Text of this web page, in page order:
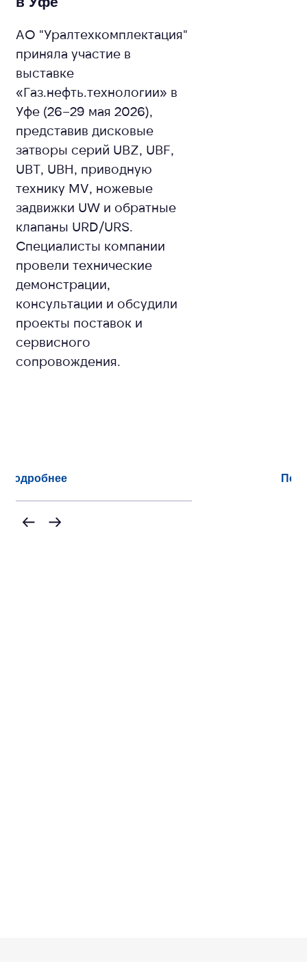
АО "Уралтехкомплектация"
приняла участие в
выставке
«Газ.нефть.технологии» в
Уфе (26–29 мая 2026),
представив дисковые
затворы серий UBZ, UBF,
UBT, UBH, приводную
технику MV, ножевые
задвижки UW и обратные
клапаны URD/URS.
Специалисты компании
провели технические
демонстрации,
консультации и обсудили
проекты поставок и
сервисного
сопровождения.
Подробнее